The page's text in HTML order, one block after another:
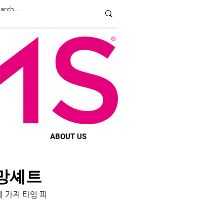
ABOUT US
셰트
지 타임 피